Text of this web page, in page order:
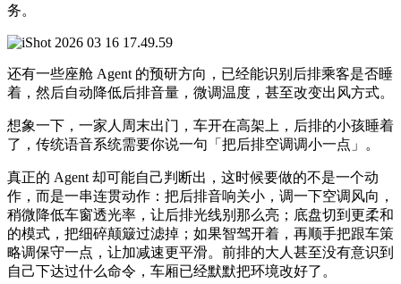
务。
还有一些座舱 Agent 的预研方向，已经能识别后排乘客是否睡
着，然后自动降低后排音量，微调温度，甚至改变出风方式。
想象一下，一家人周末出门，车开在高架上，后排的小孩睡着
了，传统语音系统需要你说一句「把后排空调调小一点」。
真正的 Agent 却可能自己判断出，这时候要做的不是一个动
作，而是一串连贯动作：把后排音响关小，调一下空调风向，
稍微降低车窗透光率，让后排光线别那么亮；底盘切到更柔和
的模式，把细碎颠簸过滤掉；如果智驾开着，再顺手把跟车策
略调保守一点，让加减速更平滑。前排的大人甚至没有意识到
自己下达过什么命令，车厢已经默默把环境改好了。